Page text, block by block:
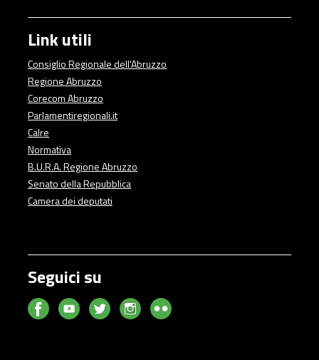
Link utili
Consiglio Regionale dell'Abruzzo
Regione Abruzzo
Corecom Abruzzo
Parlamentiregionali.it
Calre
Normativa
B.U.R.A. Regione Abruzzo
Senato della Repubblica
Camera dei deputati
Seguici su